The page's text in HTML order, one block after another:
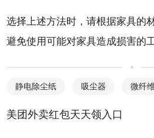
选择上述方法时，请根据家具的
避免使用可能对家具造成损害的
静电除尘纸 吸尘器 微纤
美团外卖红包天天领入口